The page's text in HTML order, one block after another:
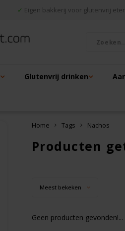
✓ Eigen bakkerij voor glutenvrij
Glutenvrij drinken
Home Tags Nachos
Producten
Meest bekeken
Geen producten gevonden!...